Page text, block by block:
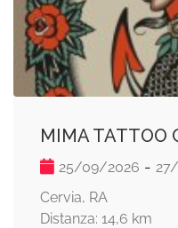
MIMA TATTOO
25/09/2026 -
Cervia, RA
Distanza: 14,6 km